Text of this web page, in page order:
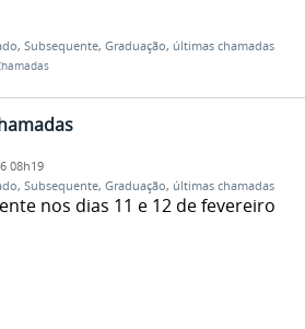
, Subsequente, Graduação, últimas chamadas
08h19
, Subsequente, Graduação, últimas chamadas
nos dias 11 e 12 de fevereiro